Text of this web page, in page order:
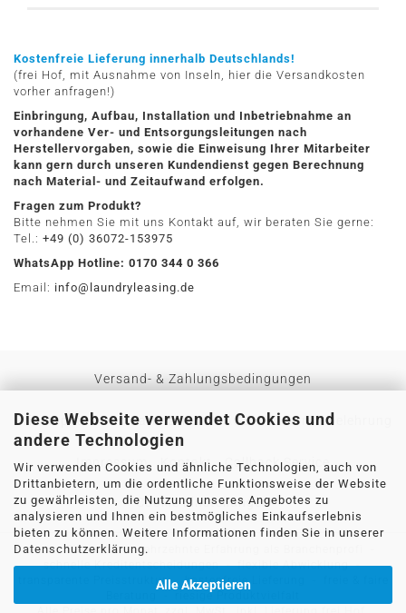
Diese Webseite verwendet Cookies und
andere Technologien
Wir verwenden Cookies und ähnliche Technologien, auch von
Drittanbietern, um die ordentliche Funktionsweise der Website
zu gewährleisten, die Nutzung unseres Angebotes zu
analysieren und Ihnen ein bestmögliches Einkaufserlebnis
bieten zu können. Weitere Informationen finden Sie in unserer
Datenschutzerklärung.
Alle Akzeptieren
Kostenfreie Lieferung innerhalb Deutschlands!
(frei Hof, mit Ausnahme von Inseln, hier die Versandkosten
vorher anfragen!)
Einbringung, Aufbau, Installation und Inbetriebnahme an
vorhandene Ver- und Entsorgungsleitungen nach
Herstellervorgaben, sowie die Einweisung Ihrer Mitarbeiter
kann gern durch unseren Kundendienst gegen Berechnung
nach Material- und Zeitaufwand erfolgen.
Fragen zum Produkt?
Bitte nehmen Sie mit uns Kontakt auf, wir beraten Sie gerne:
Tel.: +49 (0) 36072-153975
WhatsApp Hotline: 0170 344 0 366
Email: info@laundryleasing.de
Versand- & Zahlungsbedingungen
Privatsphäre und Datenschutz AGB Widerrufsbelehrung
Impressum Kontakt Callback Service
Cookie Einstellungen
sicher Einkaufen - jahrzehnte Erfahrung als Branchenprofi -
schnelle Kreditentscheidungen - flexible Abwicklung -
transparente Preisstruktur - kostenfreie Lieferung - freie & faire
Beratung - riesige Produktvielfalt